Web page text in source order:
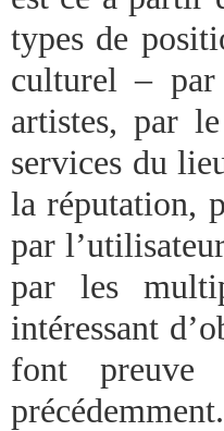
types de
culturel –
artistes, par
services du
la réputation,
par
par les
intéressant
font preuve
précédemment.